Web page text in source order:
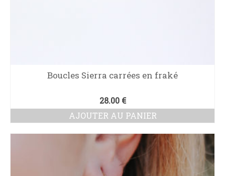
Boucles Sierra carrées en fraké
28.00 €
AJOUTER AU PANIER